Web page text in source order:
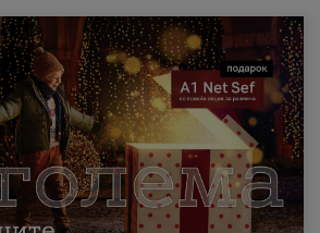
Деловни